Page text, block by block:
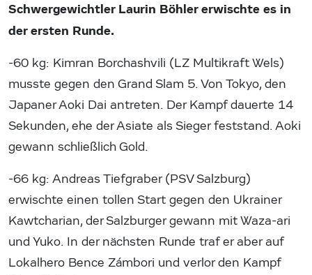
Schwergewichtler Laurin Böhler erwischte es in
der ersten Runde.
-60 kg: Kimran Borchashvili (LZ Multikraft Wels)
musste gegen den Grand Slam 5. Von Tokyo, den
Japaner Aoki Dai antreten. Der Kampf dauerte 14
Sekunden, ehe der Asiate als Sieger feststand. Aoki
gewann schließlich Gold.
-66 kg: Andreas Tiefgraber (PSV Salzburg)
erwischte einen tollen Start gegen den Ukrainer
Kawtcharian, der Salzburger gewann mit Waza-ari
und Yuko. In der nächsten Runde traf er aber auf
Lokalhero Bence Zámbori und verlor den Kampf